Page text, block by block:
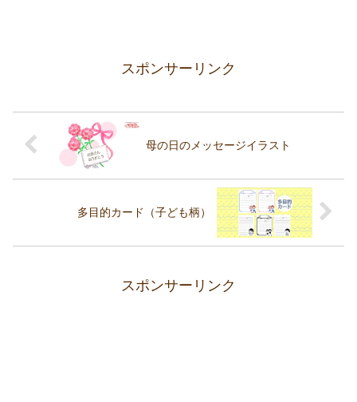
スポンサーリンク
母の日のメッセージイラスト
多目的カード（子ども柄）
スポンサーリンク